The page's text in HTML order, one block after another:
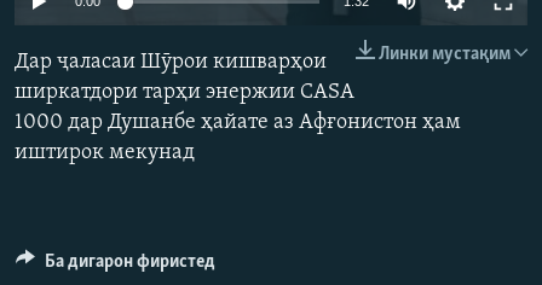
ГУЗОРИШҲОИ РАДИОӢ
ПАЙГИРӢ КУНЕД
Ҳамаи сомонаҳои RFE/RL
Auto 240p 360p 480p
480p
Линки мустақим
Дар ҷаласаи Шӯрои кишварҳои
ширкатдори тарҳи энержии CASA
1000 дар Душанбе ҳайате аз Афғонистон ҳам
иштирок мекунад
Ба дигарон фиристед